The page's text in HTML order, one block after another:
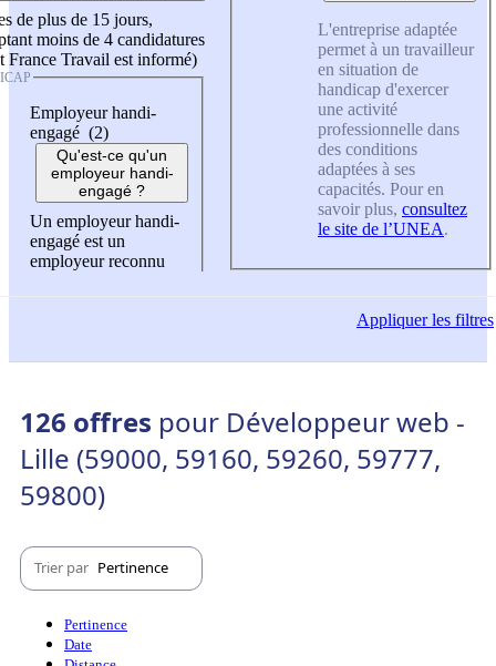
de plus de 15 jours,
moins de 4 candidatures
France Travail est informé)
Employeur handi-
engagé (2)
Qu'est-ce qu'un
employeur handi-
engagé ?
Un employeur handi-
engagé est un
employeur reconnu
L'entreprise adaptée
permet à un travailleur
en situation de
handicap d'exercer
une activité
professionnelle dans
des conditions
adaptées à ses
capacités. Pour en
savoir plus, consultez
le site de l’UNEA.
Appliquerles filtres
126 offres pour Développeur web -
Lille (59000, 59160, 59260, 59777,
59800)
Trier par Pertinence
Pertinence
Date